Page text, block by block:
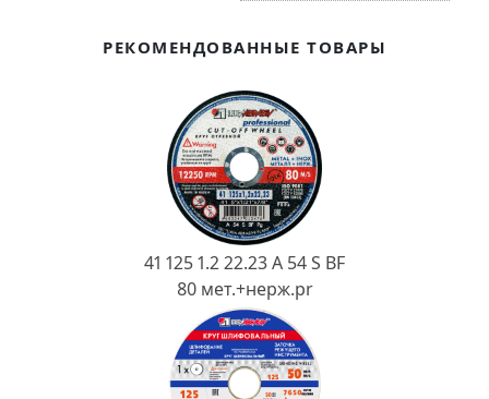
Контакт
Ковш разливочный
Огнеупорная SiC смесь
РЕКОМЕНДОВАННЫЕ ТОВАРЫ
41 125 1.2 22.23 A 54 S BF
80 мет.+нерж.pr